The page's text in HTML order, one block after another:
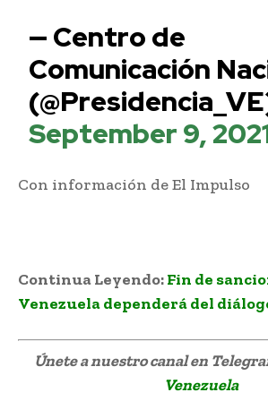
— Centro de
Comunicación
September 9,
Con información de El Impulso
Continua Leyendo:Fin de
Venezuela dependerá del
Únete a nuestro canal en
Venezuela